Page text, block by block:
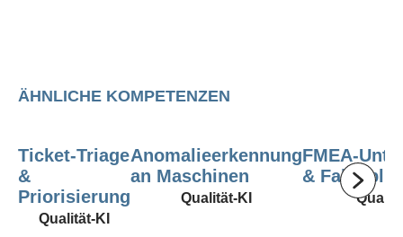
ÄHNLICHE KOMPETENZEN
Ticket‑Triage
&
Priorisierung
Qualität-KI
Anomalieerkennung
an Maschinen
Qualität-KI
&